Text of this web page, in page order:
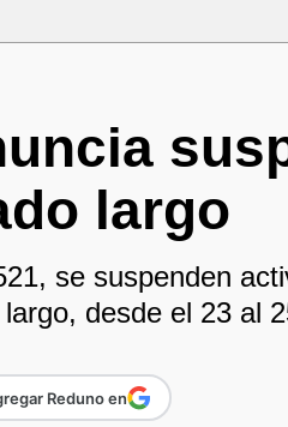
largo
se suspenden
desde el 23 al
Reduno en